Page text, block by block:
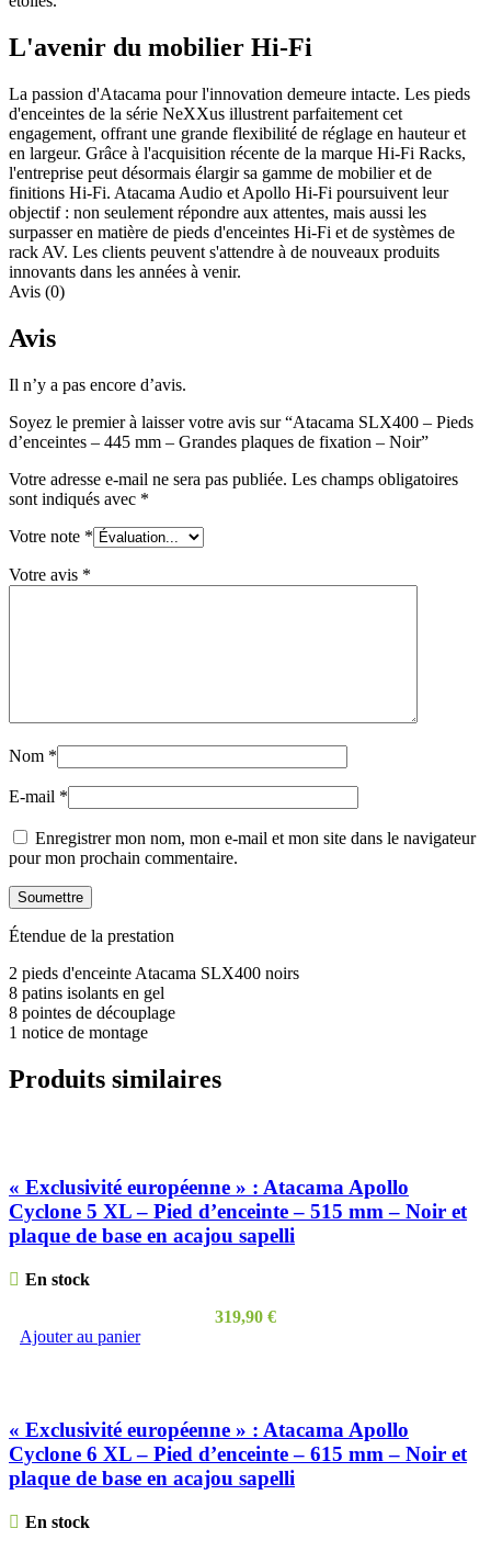
L'avenir du mobilier Hi-Fi
La passion d'Atacama pour l'innovation demeure intacte. Les pieds
d'enceintes de la série NeXXus illustrent parfaitement cet
engagement, offrant une grande flexibilité de réglage en hauteur et
en largeur. Grâce à l'acquisition récente de la marque Hi-Fi Racks,
l'entreprise peut désormais élargir sa gamme de mobilier et de
finitions Hi-Fi. Atacama Audio et Apollo Hi-Fi poursuivent leur
objectif : non seulement répondre aux attentes, mais aussi les
surpasser en matière de pieds d'enceintes Hi-Fi et de systèmes de
rack AV. Les clients peuvent s'attendre à de nouveaux produits
innovants dans les années à venir.
Avis (0)
Avis
Il n’y a pas encore d’avis.
Soyez le premier à laisser votre avis sur “Atacama SLX400 – Pieds
d’enceintes – 445 mm – Grandes plaques de fixation – Noir”
Votre adresse e-mail ne sera pas publiée. Les champs obligatoires
sont indiqués avec *
Votre note *
Votre avis *
Nom *
E-mail *
Enregistrer mon nom, mon e-mail et mon site dans le navigateur
pour mon prochain commentaire.
Étendue de la prestation
2 pieds d'enceinte Atacama SLX400 noirs
8 patins isolants en gel
8 pointes de découplage
1 notice de montage
Produits similaires
« Exclusivité européenne » : Atacama Apollo
Cyclone 5 XL – Pied d’enceinte – 515 mm – Noir et
plaque de base en acajou sapelli
En stock
319,90 €
Ajouter au panier
« Exclusivité européenne » : Atacama Apollo
Cyclone 6 XL – Pied d’enceinte – 615 mm – Noir et
plaque de base en acajou sapelli
En stock